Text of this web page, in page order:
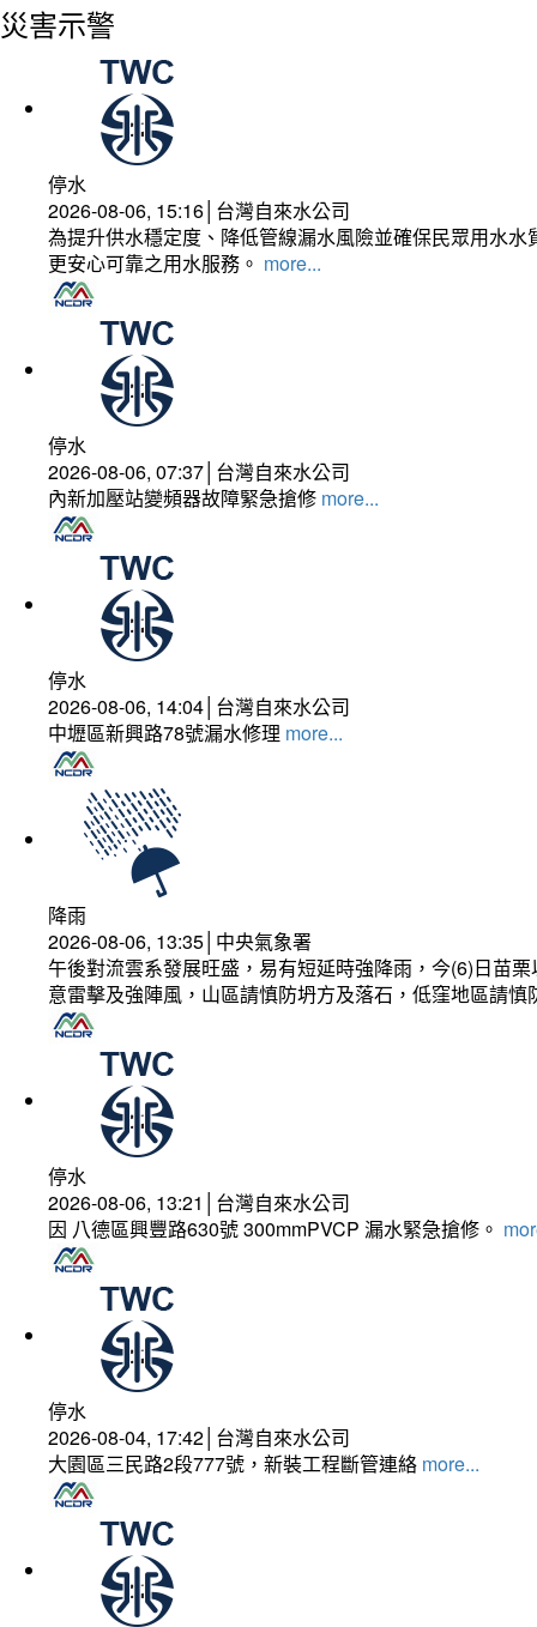
災害示警
停水
2026-08-06, 15:16│台灣自來水公司
為提升供水穩定度、降低管線漏水風險並確保民眾用水
更安心可靠之用水服務。 more...
停水
2026-08-06, 07:37│台灣自來水公司
內新加壓站變頻器故障緊急搶修 more...
停水
2026-08-06, 14:04│台灣自來水公司
中壢區新興路78號漏水修理 more...
降雨
2026-08-06, 13:35│中央氣象署
午後對流雲系發展旺盛，易有短延時強降雨，今(6)日苗
意雷擊及強陣風，山區請慎防坍方及落石，低窪地區請
停水
2026-08-06, 13:21│台灣自來水公司
因 八德區興豐路630號 300mmPVCP 漏水緊急搶修。
停水
2026-08-04, 17:42│台灣自來水公司
大園區三民路2段777號，新裝工程斷管連絡 more...